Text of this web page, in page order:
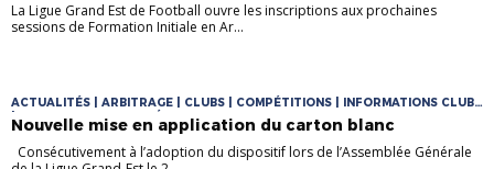
La Ligue Grand Est de Football ouvre les inscriptions aux prochaines
sessions de Formation Initiale en Ar...
ACTUALITÉS | ARBITRAGE | CLUBS | COMPÉTITIONS | INFORMATIONS CLUBS
| INFORMATIONS COMPÉTITIONS
Nouvelle mise en application du carton blanc
Consécutivement à l’adoption du dispositif lors de l’Assemblée Générale